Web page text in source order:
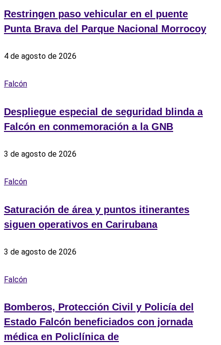
Restringen paso vehicular en el puente
Punta Brava del Parque Nacional Morrocoy
4 de agosto de 2026
Falcón
Despliegue especial de seguridad blinda a
Falcón en conmemoración a la GNB
3 de agosto de 2026
Falcón
Saturación de área y puntos itinerantes
siguen operativos en Carirubana
3 de agosto de 2026
Falcón
Bomberos, Protección Civil y Policía del
Estado Falcón beneficiados con jornada
médica en Policlínica de